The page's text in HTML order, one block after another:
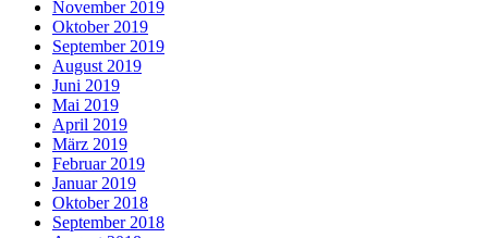
November 2019
Oktober 2019
September 2019
August 2019
Juni 2019
Mai 2019
April 2019
März 2019
Februar 2019
Januar 2019
Oktober 2018
September 2018